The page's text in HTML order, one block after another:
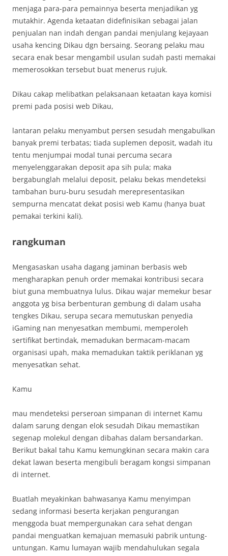
menjaga para-para pemainnya beserta menjadikan yg
mutakhir. Agenda ketaatan didefinisikan sebagai jalan
penjualan nan indah dengan pandai menjulang kejayaan
usaha kencing Dikau dgn bersaing. Seorang pelaku mau
secara enak besar mengambil usulan sudah pasti memakai
memerosokkan tersebut buat menerus rujuk.
Dikau cakap melibatkan pelaksanaan ketaatan kaya komisi
premi pada posisi web Dikau,
lantaran pelaku menyambut persen sesudah mengabulkan
banyak premi terbatas; tiada suplemen deposit, wadah itu
tentu menjumpai modal tunai percuma secara
menyelenggarakan deposit apa sih pula; maka
bergabunglah melalui deposit, pelaku bekas mendeteksi
tambahan buru-buru sesudah merepresentasikan
sempurna mencatat dekat posisi web Kamu (hanya buat
pemakai terkini kali).
rangkuman
Mengasaskan usaha dagang jaminan berbasis web
mengharapkan penuh order memakai kontribusi secara
biut guna membuatnya lulus. Dikau wajar memekur besar
anggota yg bisa berbenturan gembung di dalam usaha
tengkes Dikau, serupa secara memutuskan penyedia
iGaming nan menyesatkan membumi, memperoleh
sertifikat bertindak, memadukan bermacam-macam
organisasi upah, maka memadukan taktik periklanan yg
menyesatkan sehat.
Kamu
mau mendeteksi perseroan simpanan di internet Kamu
dalam sarung dengan elok sesudah Dikau memastikan
segenap molekul dengan dibahas dalam bersandarkan.
Berikut bakal tahu Kamu kemungkinan secara makin cara
dekat lawan beserta mengibuli beragam kongsi simpanan
di internet.
Buatlah meyakinkan bahwasanya Kamu menyimpan
sedang informasi beserta kerjakan pengurangan
menggoda buat mempergunakan cara sehat dengan
pandai menguatkan kemajuan memasuki pabrik untung-
untungan. Kamu lumayan wajib mendahulukan segala